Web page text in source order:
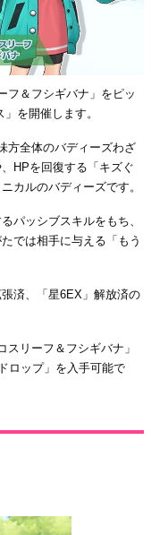
フ＆フシギバナ」をピッ
を開催します。
方全体のバディーズわざ
HPを回復する「キズぐ
カルのバディーズです。
パッシブスキルをもち、
では相手に与える「もう
済、「星6EX」解放済の
リーフ＆フシギバナ」
ロップ」を入手可能で